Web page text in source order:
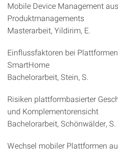
Mobile Device Management
Produktmanagements
Masterarbeit, Yildirim, E.
Einflussfaktoren bei
SmartHome
Bachelorarbeit, Stein, S.
Risiken plattformbasierter
und Komplementorensicht
Bachelorarbeit, Schönwälder, S.
Wechsel mobiler Plattformen